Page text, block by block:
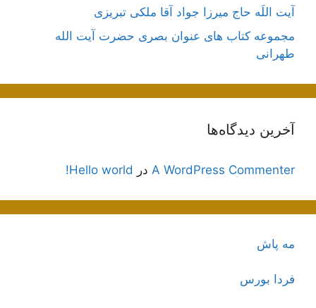
آیت اللَه حاج میرزا جواد آقا ملکی تبریزی
مجموعه کتاب های عنوان بصری حضرت آیت الله
طهرانی
آخرین دیدگاه‌ها
A WordPress Commenter در Hello world!
مه پاش
فردا بورس